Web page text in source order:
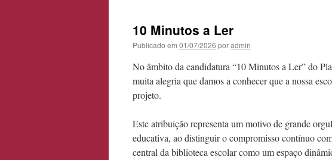
10 Minutos a Ler
Publicado em 01/07/2026 poradmin
No âmbito da candidatura “10 Minutos a Ler” do
muita alegria que damos a conhecer que a nossa
projeto.
Este atribuição representa um motivo de grande
educativa, ao distinguir o compromisso contínuo
central da biblioteca escolar como um espaço